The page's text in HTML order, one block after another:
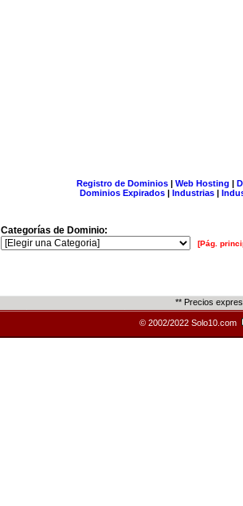
Registro de Dominios| Web Hosting |
Dominios Expirados | Industrias |
Categorías de Dominio:
[Pág.
** Precios
© 2002/2022 Solo10.com